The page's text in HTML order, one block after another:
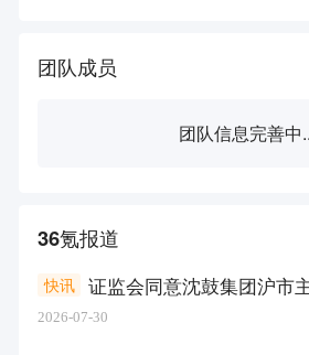
团队成员
团队信息完善中
36氪报道
证监会同意沈鼓集团沪市
快讯
2026-07-30